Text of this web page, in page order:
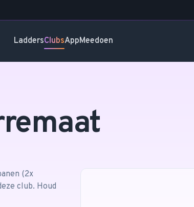
LaddersClubsAppMeedoen
(2x
club. Houd